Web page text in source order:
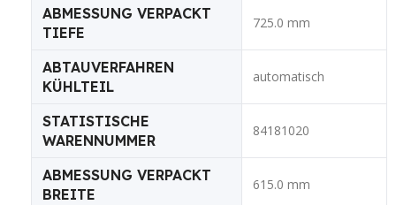
ABMESSUNG VERPACKT
TIEFE
725.0 mm
ABTAUVERFAHREN
KÜHLTEIL
automatisch
STATISTISCHE
WARENNUMMER
84181020
ABMESSUNG VERPACKT
BREITE
615.0 mm